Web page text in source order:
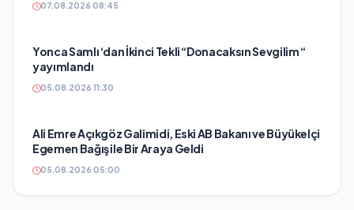
07.08.2026 08:45
Yonca Samlı ‘dan İkinci Tekli “Donacaksın Sevgilim “
yayımlandı
05.08.2026 11:30
Ali Emre Açıkgöz Galimidi, Eski AB Bakanı ve Büyükelçi
Egemen Bağış ile Bir Araya Geldi
05.08.2026 05:00